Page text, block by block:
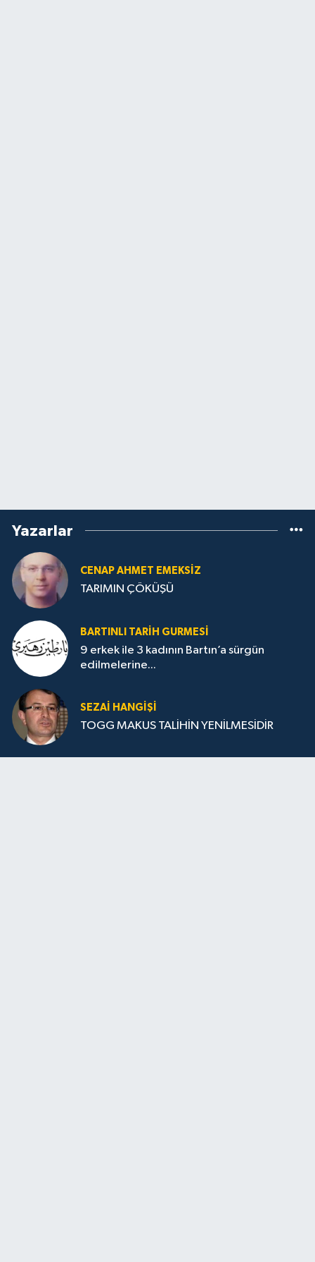
Yazarlar
CENAP AHMET EMEKSİZ
TARIMIN ÇÖKÜŞÜ
BARTINLI TARIH GURMESI
9 erkek ile 3 kadının Bartın’a sürgün
edilmelerine...
SEZAI HANGİŞİ
TOGG MAKUS TALİHİN YENİLMESİDİR